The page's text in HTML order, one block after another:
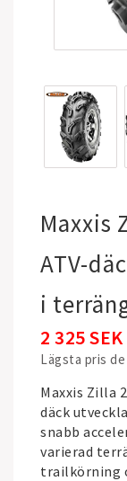
Maxxis
ATV-
i
2 325 SEK
Lägsta pris
Maxxis Zilla
däck
snabb
varierad
trailkörning